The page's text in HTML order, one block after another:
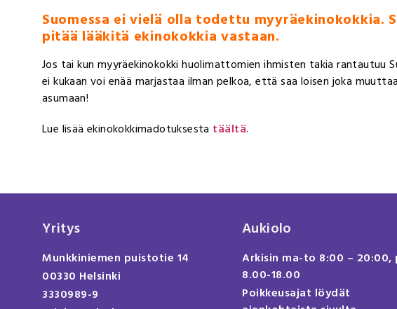
Suomessa ei vielä olla todettu myyräekinokokkia.
pitää lääkitä ekinokokkia vastaan.
Jos tai kun myyräekinokokki huolimattomien ihmisten takia rantautuu
ei kukaan voi enää marjastaa ilman pelkoa, että saa loisen joka
asumaan!
Lue lisää ekinokokkimadotuksesta täältä.
Yritys
Munkkiniemen puistotie 14
00330 Helsinki
3330989-9
Aukiolo
Arkisin ma-to 8:00 – 20:00,
8.00-18.00
Poikkeusajat löydät